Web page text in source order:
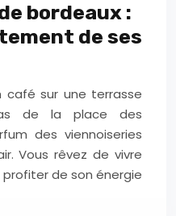
bordeaux :
de ses
café sur une terrasse
de la place des
des viennoiseries
Vous rêvez de vivre
de son énergie